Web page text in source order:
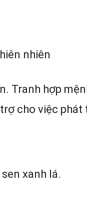
nhiên
Tranh hợp
cho việc phát
xanh lá.